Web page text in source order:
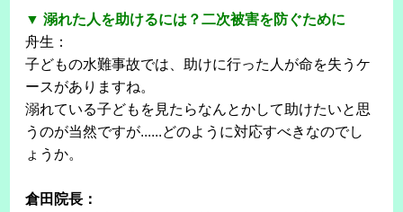
▼ 溺れた人を助けるには？二次被害を防ぐために
舟生：
子どもの水難事故では、助けに行った人が命を失うケ
ースがありますね。
溺れている子どもを見たらなんとかして助けたいと思
うのが当然ですが......どのように対応すべきなのでし
ょうか。
倉田院長：